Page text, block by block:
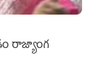
రాజ్యాంగ